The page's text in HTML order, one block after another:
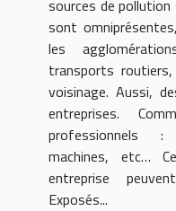
sources de
sont
les
transports
voisinage. Aussi,
entreprises.
professionnels :
machines, etc…
entreprise
Exposés...